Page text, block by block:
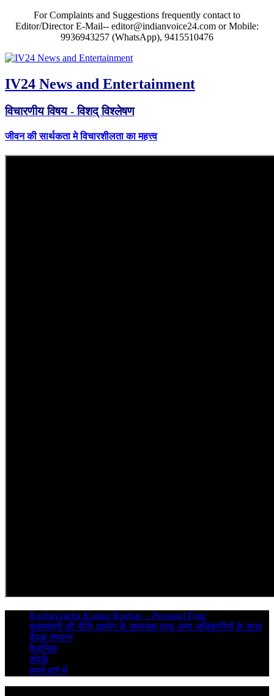
For Complaints and Suggestions frequently contact to
Editor/Director E-Mail-- editor@indianvoice24.com or Mobile:
9936943257 (WhatsApp), 9415510476
IV24 News and Entertainment
विचारणीय विषय - विशद् विश्लेषण
जीवन की सार्थकता मे विचारशीलता का महत्त्व
Raghavendra Kumar Raghav – Personal Page
मुख्यमंत्री की नीति आयोग के उपाध्यक्ष तथा अन्य अधिकारियों के साथ
बैठक सम्पन्न
वैधानिक
संपर्क
हमारे बारे में